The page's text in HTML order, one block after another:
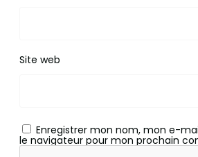
Site web
Enregistrer mon nom, mon e-
le navigateur pour mon prochain